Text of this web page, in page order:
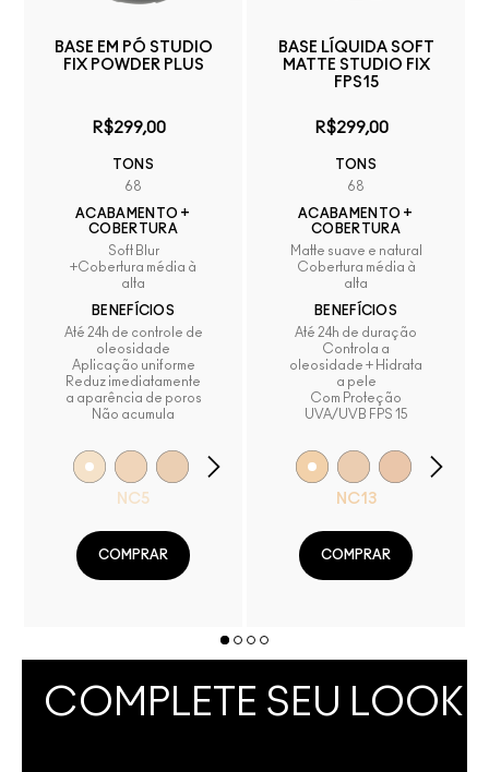
BASE EM PÓ STUDIO
FIX POWDER PLUS
R$299,00
TONS
68
ACABAMENTO +
COBERTURA
Soft Blur
+Cobertura média à
alta
BENEFÍCIOS
Até 24h de controle de
oleosidade
Aplicação uniforme
Reduz imediatamente
a aparência de poros
Não acumula
NC5
COMPRAR
BASE LÍQUIDA SOFT
MATTE STUDIO FIX
FPS15
R$299,00
TONS
68
ACABAMENTO +
COBERTURA
Matte suave e natural
Cobertura média à
alta
BENEFÍCIOS
Até 24h de duração
Controla a
oleosidade + Hidrata
a pele
Com Proteção
UVA/UVB FPS 15
NC13
COMPRAR
COMPLETE SEU LOOK